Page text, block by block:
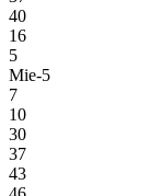
40
16
5
Mie-5
7
10
30
37
43